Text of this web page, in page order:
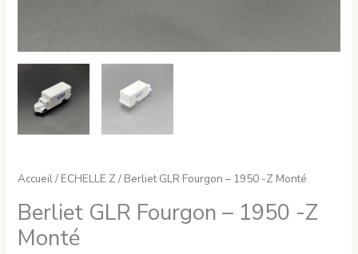
Accueil/ ECHELLE Z / Berliet GLR Fourgon – 1950 -Z Monté
Berliet GLR Fourgon – 1950 -Z
Monté